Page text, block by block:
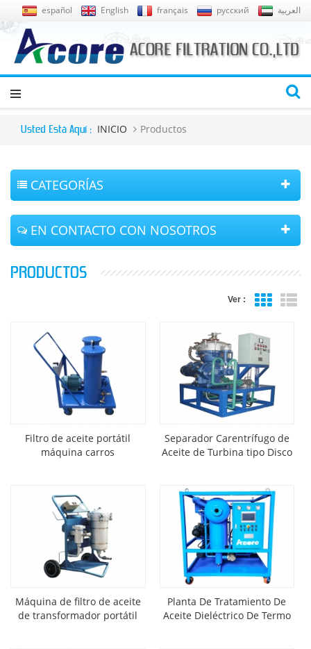
español English français русский العربية
Usted Está Aquí : INICIO Productos
CATEGORÍAS
EN CONTACTO CON NOSOTROS
PRODUCTOS
Ver :
Filtro de aceite portátil
máquina carros
Separador Carentrífugo de
Aceite de Turbina tipo Disco
Máquina de filtro de aceite
de transformador portátil
Planta De Tratamiento De
Aceite Dieléctrico De Termo